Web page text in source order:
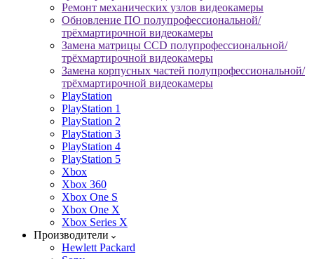
Ремонт механических узлов видеокамеры
Обновление ПО полупрофессиональной/
трёхмартирочной видеокамеры
Замена матрицы CCD полупрофессиональной/
трёхмартирочной видеокамеры
Замена корпусных частей полупрофессиональной/
трёхмартирочной видеокамеры
PlayStation
PlayStation 1
PlayStation 2
PlayStation 3
PlayStation 4
PlayStation 5
Xbox
Xbox 360
Xbox One S
Xbox One X
Xbox Series X
Производители
Hewlett Packard